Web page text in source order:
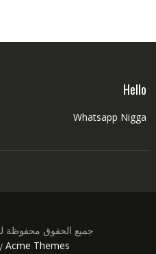
Hello
Whatsapp Nigga
جميع الحقوق محفوظة
Acme Themes